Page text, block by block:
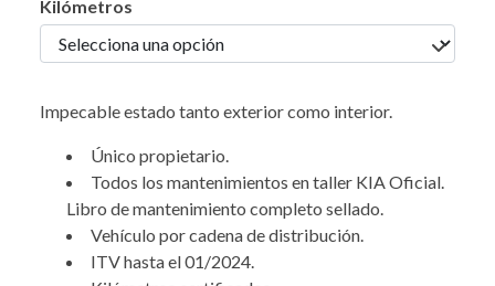
Kilómetros
Impecable estado tanto exterior como interior.
Único propietario.
Todos los mantenimientos en taller KIA Oficial.
Libro de mantenimiento completo sellado.
Vehículo por cadena de distribución.
ITV hasta el 01/2024.